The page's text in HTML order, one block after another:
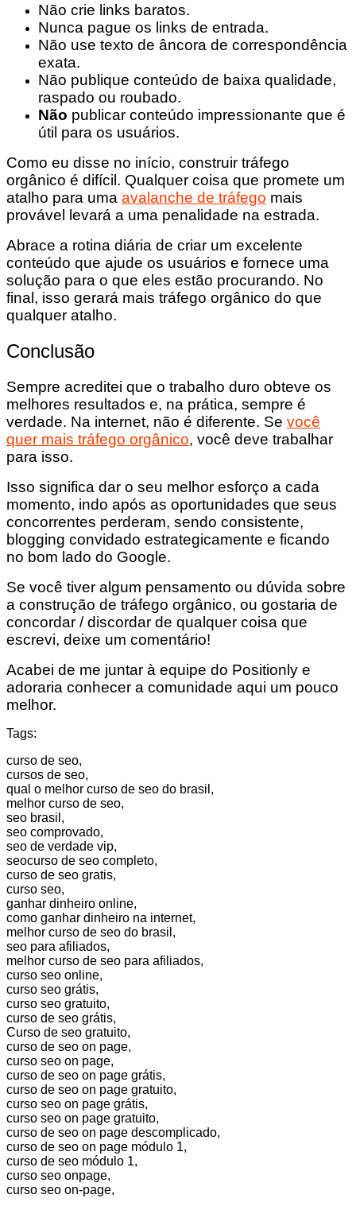
Não crie links baratos.
Nunca pague os links de entrada.
Não use texto de âncora de correspondência
exata.
Não publique conteúdo de baixa qualidade,
raspado ou roubado.
Não publicar conteúdo impressionante que é
útil para os usuários.
Como eu disse no início, construir tráfego
orgânico é difícil. Qualquer coisa que promete um
atalho para uma avalanche de tráfego mais
provável levará a uma penalidade na estrada.
Abrace a rotina diária de criar um excelente
conteúdo que ajude os usuários e fornece uma
solução para o que eles estão procurando. No
final, isso gerará mais tráfego orgânico do que
qualquer atalho.
Conclusão
Sempre acreditei que o trabalho duro obteve os
melhores resultados e, na prática, sempre é
verdade. Na internet, não é diferente. Se você
quer mais tráfego orgânico, você deve trabalhar
para isso.
Isso significa dar o seu melhor esforço a cada
momento, indo após as oportunidades que seus
concorrentes perderam, sendo consistente,
blogging convidado estrategicamente e ficando
no bom lado do Google.
Se você tiver algum pensamento ou dúvida sobre
a construção de tráfego orgânico, ou gostaria de
concordar / discordar de qualquer coisa que
escrevi, deixe um comentário!
Acabei de me juntar à equipe do Positionly e
adoraria conhecer a comunidade aqui um pouco
melhor.
Tags:
curso de seo,
cursos de seo,
qual o melhor curso de seo do brasil,
melhor curso de seo,
seo brasil,
seo comprovado,
seo de verdade vip,
seocurso de seo completo,
curso de seo gratis,
curso seo,
ganhar dinheiro online,
como ganhar dinheiro na internet,
melhor curso de seo do brasil,
seo para afiliados,
melhor curso de seo para afiliados,
curso seo online,
curso seo grátis,
curso seo gratuito,
curso de seo grátis,
Curso de seo gratuito,
curso de seo on page,
curso seo on page,
curso de seo on page grátis,
curso de seo on page gratuito,
curso seo on page grátis,
curso seo on page gratuito,
curso de seo on page descomplicado,
curso de seo on page módulo 1,
curso de seo módulo 1,
curso seo onpage,
curso seo on-page,